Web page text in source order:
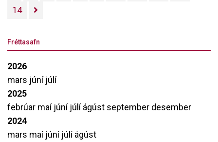
14
Fréttasafn
2026
mars júní júlí
2025
febrúar maí júní júlíágúst september desember
2024
mars maí júní júlíágúst